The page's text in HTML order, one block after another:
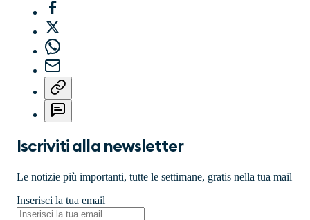
Iscriviti alla newsletter
Le notizie più importanti, tutte le settimane, gratis nella tua mail
Inserisci la tua email